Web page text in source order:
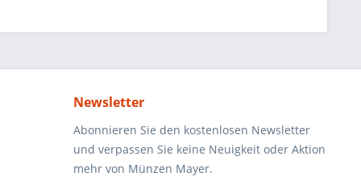
Newsletter
Abonnieren Sie den kostenlosen Newsletter
und verpassen Sie keine Neuigkeit oder Aktion
mehr von Münzen Mayer.